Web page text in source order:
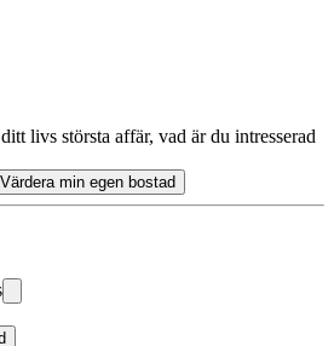
livs största affär, vad är du intresserad
Värdera min egen bostad